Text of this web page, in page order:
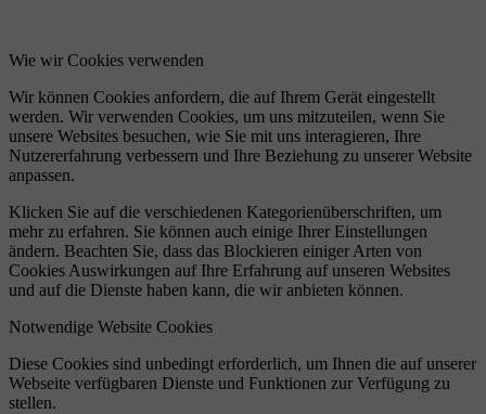
Wie wir Cookies verwenden
Wir können Cookies anfordern, die auf Ihrem Gerät eingestellt
werden. Wir verwenden Cookies, um uns mitzuteilen, wenn Sie
unsere Websites besuchen, wie Sie mit uns interagieren, Ihre
Nutzererfahrung verbessern und Ihre Beziehung zu unserer Website
anpassen.
Klicken Sie auf die verschiedenen Kategorienüberschriften, um
mehr zu erfahren. Sie können auch einige Ihrer Einstellungen
ändern. Beachten Sie, dass das Blockieren einiger Arten von
Cookies Auswirkungen auf Ihre Erfahrung auf unseren Websites
und auf die Dienste haben kann, die wir anbieten können.
Notwendige Website Cookies
Diese Cookies sind unbedingt erforderlich, um Ihnen die auf unserer
Webseite verfügbaren Dienste und Funktionen zur Verfügung zu
stellen.